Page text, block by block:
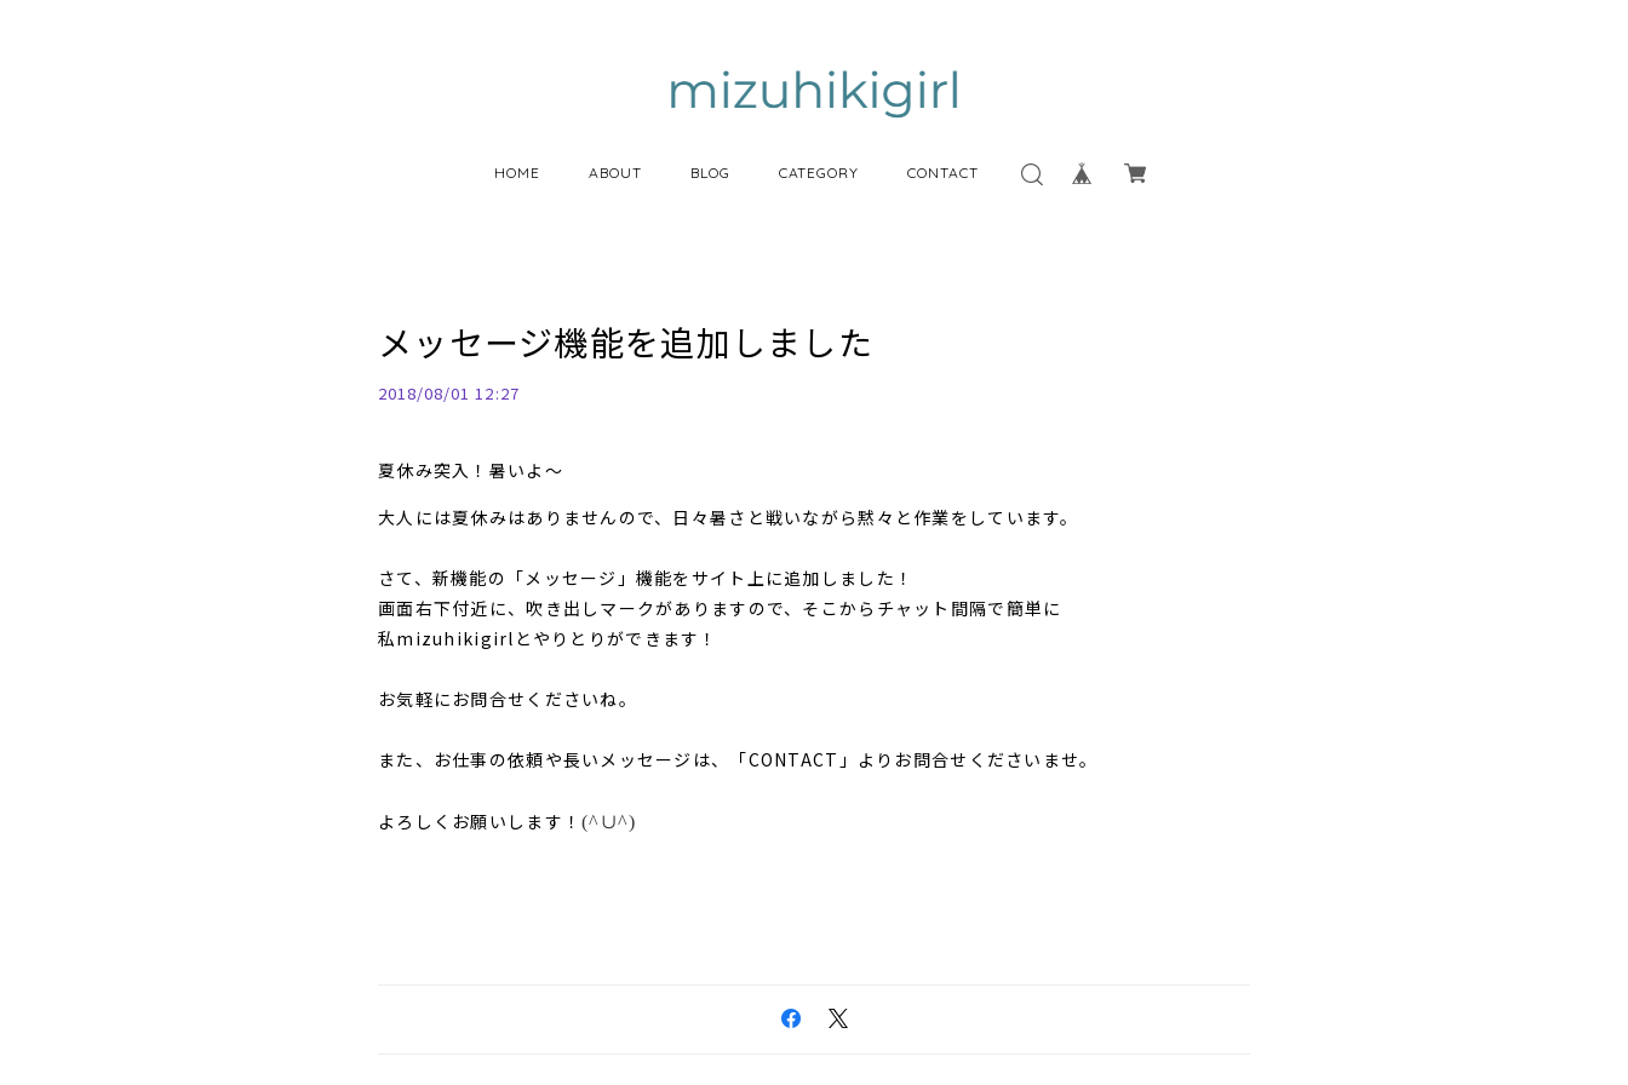
HOME ABOUT BLOG CATEGORY CONTACT
メッセージ機能を追加しました
2018/08/01 12:27
夏休み突入！暑いよ～
大人には夏休みはありませんので、日々暑さと戦いながら黙々と作業をしています。
さて、新機能の「メッセージ」機能をサイト上に追加しました！
画面右下付近に、吹き出しマークがありますので、そこからチャット間隔で簡単に
私mizuhikigirlとやりとりができます！
お気軽にお問合せくださいね。
また、お仕事の依頼や長いメッセージは、「CONTACT」よりお問合せくださいませ。
よろしくお願いします！(^∪^)